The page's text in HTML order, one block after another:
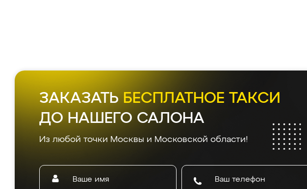
ЗАКАЗАТЬ БЕСПЛАТНОЕ ТАКСИ
ДО НАШЕГО САЛОНА
Из любой точки Москвы и Московской области!